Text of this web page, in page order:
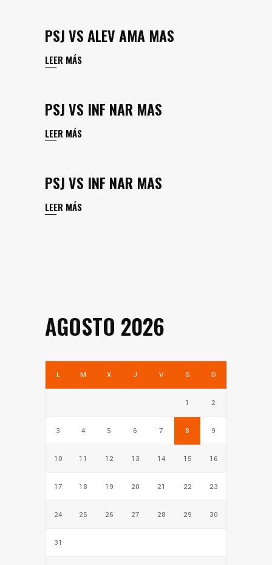
PSJ VS ALEV AMA MAS
LEER MÁS
PSJ VS INF NAR MAS
LEER MÁS
PSJ VS INF NAR MAS
LEER MÁS
AGOSTO 2026
L M X J V S D
1 2
3 4 5 6 7 8 9
10 11 12 13 14 15 16
17 18 19 20 21 22 23
24 25 26 27 28 29 30
31